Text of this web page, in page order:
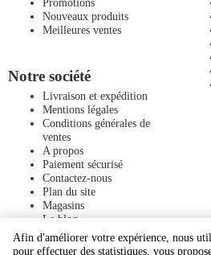
Nouveaux produits
Meilleures ventes
Notre société
Livraison et expédition
Mentions légales
Conditions générales de
ventes
A propos
Paiement sécurisé
Contactez-nous
Plan du site
Magasins
Le blog
Afin d'améliorer votre expérience, nous
pour effectuer des statistiques, vous